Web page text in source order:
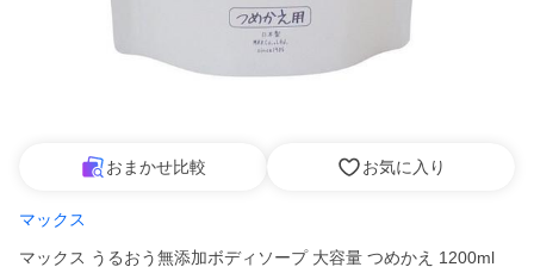
おまかせ比較 お気に入り
マックス
マックス うるおう無添加ボディソープ 大容量 つめかえ 1200ml